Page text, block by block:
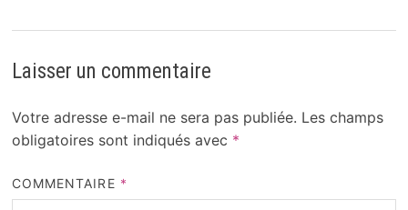
Laisser un commentaire
Votre adresse e-mail ne sera pas publiée. Les champs
obligatoires sont indiqués avec *
COMMENTAIRE *